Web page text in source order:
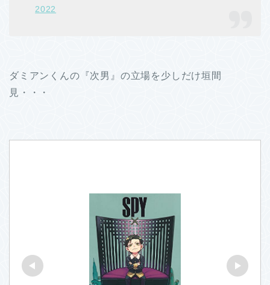
2022
ダミアンくんの『次男』の立場を少しだけ垣間
見・・・